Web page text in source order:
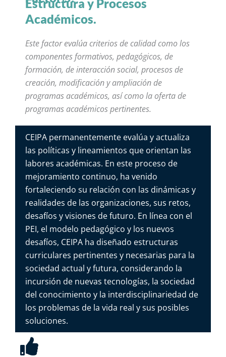
Estructura y Procesos
Académicos.
Este factor evalúa criterios de calidad como los
componentes formativos, pedagógicos, de
formación, de interacción social, procesos de
creación, modificación y ampliación de
programas académicos, así como la oferta de
programas académicos pertinentes.
CEIPA permanentemente evalúa y actualiza
las políticas y lineamientos que orientan las
labores académicas. En este proceso de
mejoramiento continuo, ha venido
fortaleciendo su relación con las dinámicas y
realidades de las organizaciones, sus retos,
desafíos y visiones de futuro. En línea con el
PEI, el modelo pedagógico y los nuevos
desafíos, CEIPA ha diseñado estructuras
curriculares pertinentes y necesarias para la
sociedad actual y futura, considerando la
incursión de nuevas tecnologías, la sociedad
del conocimiento y la interdisciplinariedad de
los problemas de la vida real y sus posibles
soluciones.